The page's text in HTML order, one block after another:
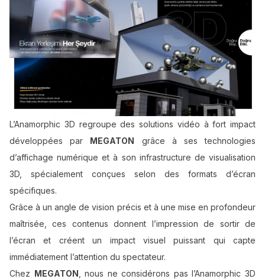
L’Anamorphic 3D regroupe des solutions vidéo à fort impact
développées par MEGATON grâce à ses technologies
d’affichage numérique et à son infrastructure de visualisation
3D, spécialement conçues selon des formats d’écran
spécifiques.
Grâce à un angle de vision précis et à une mise en profondeur
maîtrisée, ces contenus donnent l’impression de sortir de
l’écran et créent un impact visuel puissant qui capte
immédiatement l’attention du spectateur.
Chez MEGATON , nous ne considérons pas l’Anamorphic 3D